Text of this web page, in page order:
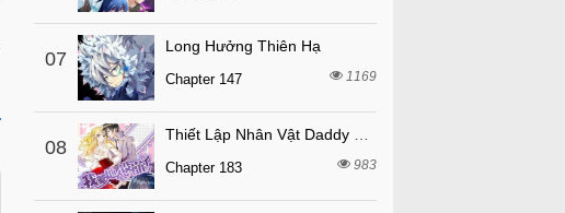
07
Long Hưởng Thiên Hạ
Chapter 147 1169
08
Chapter 183 983